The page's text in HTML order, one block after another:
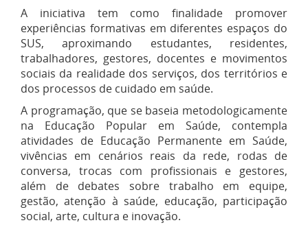
A iniciativa tem como finalidade promover
experiências formativas em diferentes espaços do
SUS, aproximando estudantes, residentes,
trabalhadores, gestores, docentes e movimentos
sociais da realidade dos serviços, dos territórios e
dos processos de cuidado em saúde.
A programação, que se baseia metodologicamente
na Educação Popular em Saúde, contempla
atividades de Educação Permanente em Saúde,
vivências em cenários reais da rede, rodas de
conversa, trocas com profissionais e gestores,
além de debates sobre trabalho em equipe,
gestão, atenção à saúde, educação, participação
social, arte, cultura e inovação.